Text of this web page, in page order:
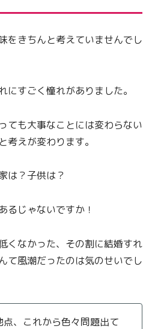
をきちんと考えていませんでし
すごく憧れがありました。
ても大事なことには変わらない
考えが変わります。
は？子供は？
るじゃないですか！
くなかった、その割に結婚すれ
て風潮だったのは気のせいでし
、これから色々問題出て